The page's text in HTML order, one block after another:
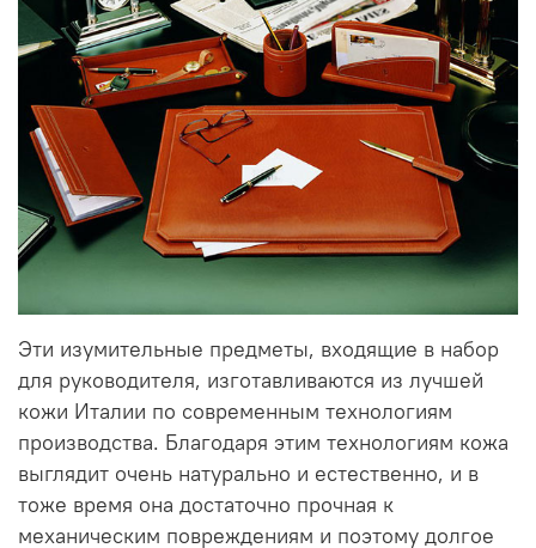
Эти изумительные предметы, входящие в набор
для руководителя, изготавливаются из лучшей
кожи Италии по современным технологиям
производства. Благодаря этим технологиям кожа
выглядит очень натурально и естественно, и в
тоже время она достаточно прочная к
механическим повреждениям и поэтому долгое